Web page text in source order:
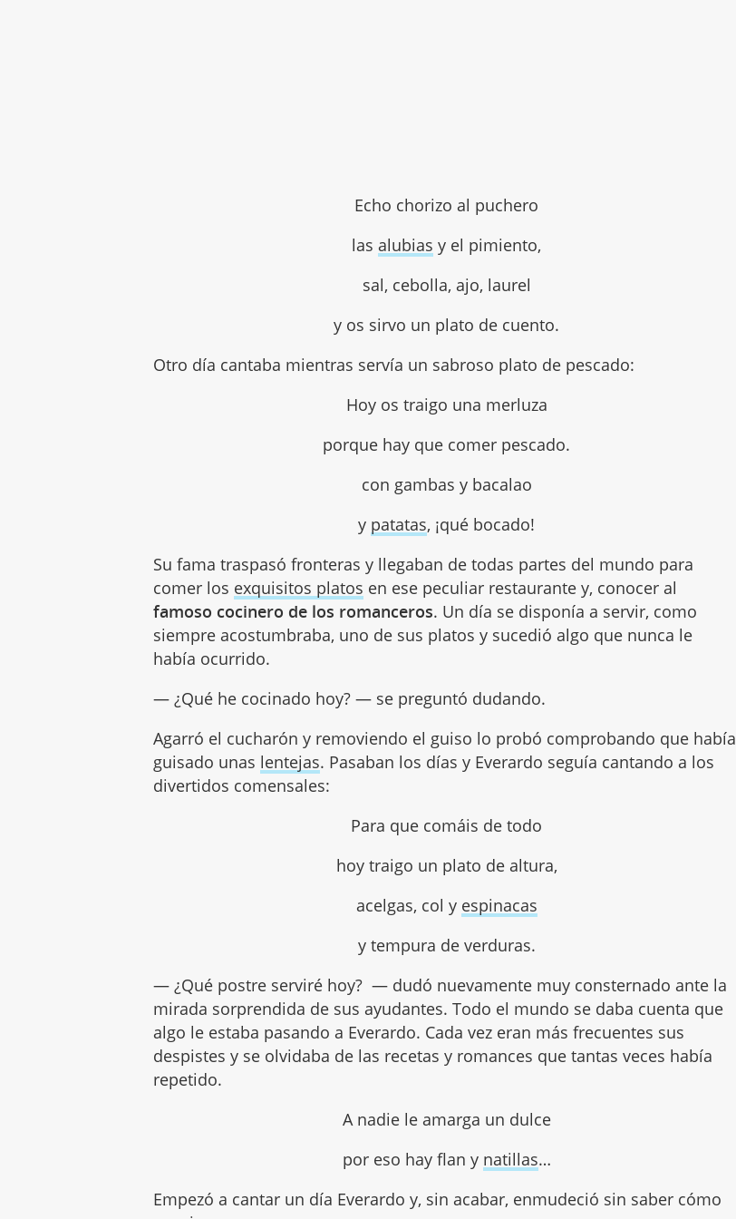
Echo chorizo al puchero
las alubias y el pimiento,
sal, cebolla, ajo, laurel
y os sirvo un plato de cuento.
Otro día cantaba mientras servía un sabroso plato de pescado:
Hoy os traigo una merluza
porque hay que comer pescado.
con gambas y bacalao
y patatas, ¡qué bocado!
Su fama traspasó fronteras y llegaban de todas partes del mundo para
comer los exquisitos platos en ese peculiar restaurante y, conocer al
famoso cocinero de los romanceros. Un día se disponía a servir, como
siempre acostumbraba, uno de sus platos y sucedió algo que nunca le
había ocurrido.
— ¿Qué he cocinado hoy? — se preguntó dudando.
Agarró el cucharón y removiendo el guiso lo probó comprobando que había
guisado unas lentejas. Pasaban los días y Everardo seguía cantando a los
divertidos comensales:
Para que comáis de todo
hoy traigo un plato de altura,
acelgas, col y espinacas
y tempura de verduras.
— ¿Qué postre serviré hoy? — dudó nuevamente muy consternado ante la
mirada sorprendida de sus ayudantes. Todo el mundo se daba cuenta que
algo le estaba pasando a Everardo. Cada vez eran más frecuentes sus
despistes y se olvidaba de las recetas y romances que tantas veces había
repetido.
A nadie le amarga un dulce
por eso hay flan y natillas…
Empezó a cantar un día Everardo y, sin acabar, enmudeció sin saber cómo